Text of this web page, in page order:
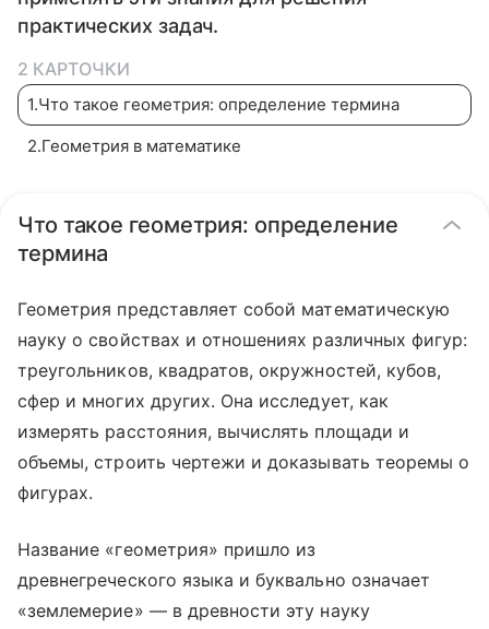
практических задач.
2 КАРТОЧКИ
1.Что такое геометрия: определение термина
2.Геометрия в математике
Что такое геометрия: определение
термина
Геометрия представляет собой математическую
науку о свойствах и отношениях различных фигур:
треугольников, квадратов, окружностей, кубов,
сфер и многих других. Она исследует, как
измерять расстояния, вычислять площади и
объемы, строить чертежи и доказывать теоремы о
фигурах.
Название «геометрия» пришло из
древнегреческого языка и буквально означает
«землемерие» — в древности эту науку